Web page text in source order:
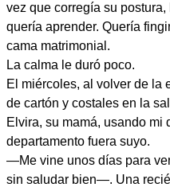
vez que corregía su
quería aprender. Quería
cama matrimonial.
La calma le duró poco.
El miércoles, al volver de la
de cartón y costales en la
Elvira, su mamá, usando mi
departamento fuera suyo.
—Me vine unos días para
sin saludar bien—. Una